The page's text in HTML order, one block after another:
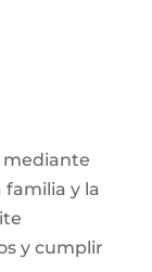
mediante
familia y la
y cumplir